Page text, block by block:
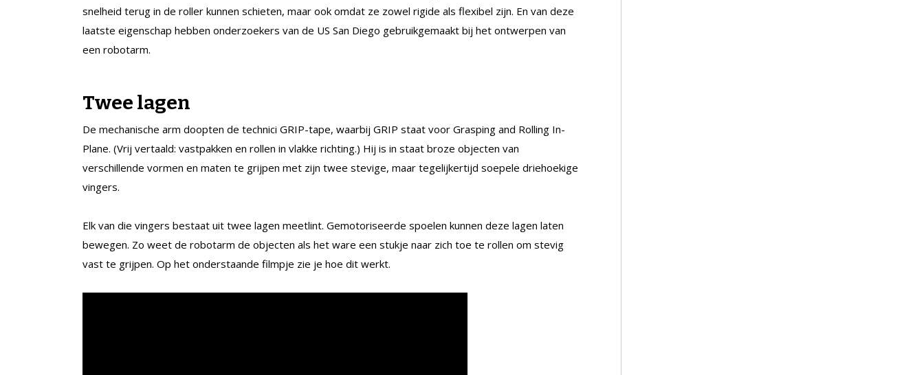
snelheid terug in de roller kunnen schieten, maar ook omdat ze zowel rigide als flexibel zijn. En van deze
laatste eigenschap hebben onderzoekers van de US San Diego gebruikgemaakt bij het ontwerpen van
een robotarm.
Twee lagen
De mechanische arm doopten de technici GRIP-tape, waarbij GRIP staat voor Grasping and Rolling In-
Plane. (Vrij vertaald: vastpakken en rollen in vlakke richting.) Hij is in staat broze objecten van
verschillende vormen en maten te grijpen met zijn twee stevige, maar tegelijkertijd soepele driehoekige
vingers.
Elk van die vingers bestaat uit twee lagen meetlint. Gemotoriseerde spoelen kunnen deze lagen laten
bewegen. Zo weet de robotarm de objecten als het ware een stukje naar zich toe te rollen om stevig
vast te grijpen. Op het onderstaande filmpje zie je hoe dit werkt.